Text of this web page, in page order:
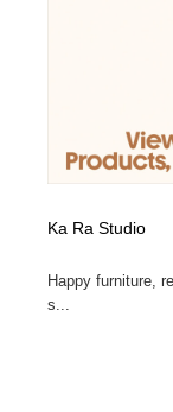
Ka Ra Studio
Happy furniture,
s...